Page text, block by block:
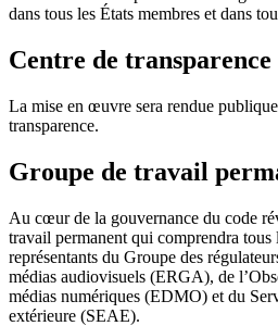
dans tous les États membres et dans
Centre de transparence
La mise en œuvre sera rendue
transparence.
Groupe de travail
Au cœur de la gouvernance du code
travail permanent qui comprendra tous
représentants du Groupe des
médias audiovisuels (ERGA), de
médias numériques (EDMO) et du
extérieure (SEAE).